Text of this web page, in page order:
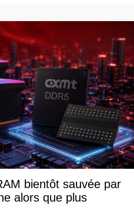
bientôt sauvée par
alors que plus